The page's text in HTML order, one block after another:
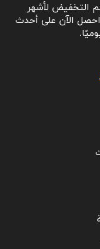
التخفيض لأشهر
احصل الآن على أحدث